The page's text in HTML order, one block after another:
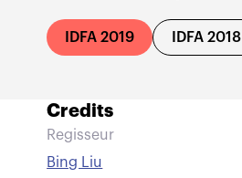
IDFA 2019 IDFA 2018
Credits
Regisseur
Bing Liu